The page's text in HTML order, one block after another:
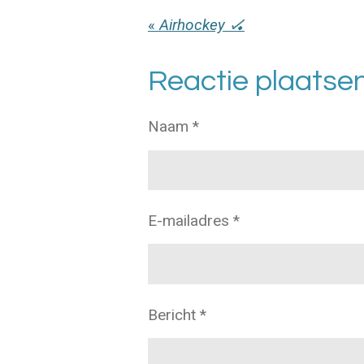
« Airhockey 🏑
Reactie
Naam *
E-mailadres *
Bericht *